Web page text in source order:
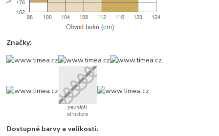
Značky:
Dostupné barvy a velikosti: